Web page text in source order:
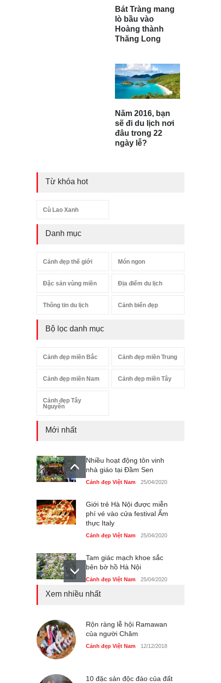
Bát Tràng mang
lò bầu vào
Hoàng thành
Thăng Long
Năm 2016, bạn
sẽ đi du lịch nơi
đâu trong 22
ngày lễ?
Từ khóa hot
Cù Lao Xanh
Danh mục
Cảnh đẹp thế giới Món ngon
Đặc sản vùng miền Địa điểm du lịch
Thông tin du lịch Cảnh biển đẹp
Bộ lọc danh mục
Cảnh đẹp miền Bắc Cảnh đẹp miền Trung
Cảnh đẹp miền Nam Cảnh đẹp miền Tây
Cảnh đẹp Tây
Nguyên
Mới nhất
Nhiều hoạt động tôn vinh
nhà giáo tại Đầm Sen
Cảnh đẹp Việt Nam 25/04/2020
Giới trẻ Hà Nội được miễn
phí vé vào cửa festival Ẩm
thực Italy
Cảnh đẹp Việt Nam 25/04/2020
Tam giác mạch khoe sắc
bên bờ hồ Hà Nội
Cảnh đẹp Việt Nam 25/04/2020
Cảnh đẹp Việt Nam 24/04/2020
Những món ăn đồng quê
Xem nhiều nhất
Rộn ràng lễ hội Ramawan
của người Chăm
Cảnh đẹp Việt Nam 12/12/2018
10 đặc sản độc đáo của đất